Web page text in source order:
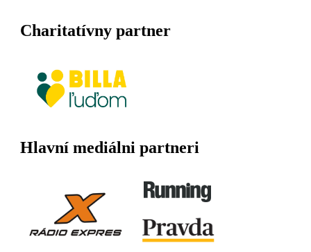
Charitatívny partner
Hlavní mediálni partneri